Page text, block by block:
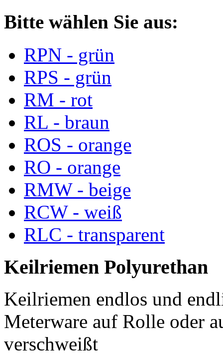
Bitte wählen Sie aus:
RPN - grün
RPS - grün
RM - rot
RL - braun
ROS - orange
RO - orange
RMW - beige
RCW - weiß
RLC - transparent
Keilriemen Polyurethan
Keilriemen endlos und
Meterware auf Rolle oder
verschweißt